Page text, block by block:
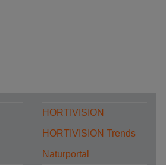
HORTIVISION
HORTIVISION Trends
Naturportal